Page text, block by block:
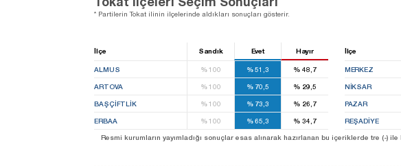
* Partilerin Tokat ilinin ilçelerinde aldıkları sonuçları gösterir.
İlçe Sandık Evet Hayır İlçe
ALMUS %100 %51,3 % 48,7
ARTOVA %100 %70,5 % 29,5
BAŞÇIFTLIK %100 %73,3 % 26,7
ERBAA %100 %65,3 % 34,7
MERKEZ
NIKSAR
PAZAR
REŞADIYE
Resmi kurumların yayımladığı sonuçlar esas alınarak hazırlanan bu içeriklerde tre (-)